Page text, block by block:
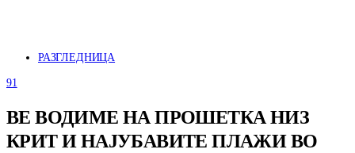
РАЗГЛЕДНИЦА
91
ВЕ ВОДИМЕ НА ПРОШЕТКА НИЗ
КРИТ И НАЈУБАВИТЕ ПЛАЖИ ВО